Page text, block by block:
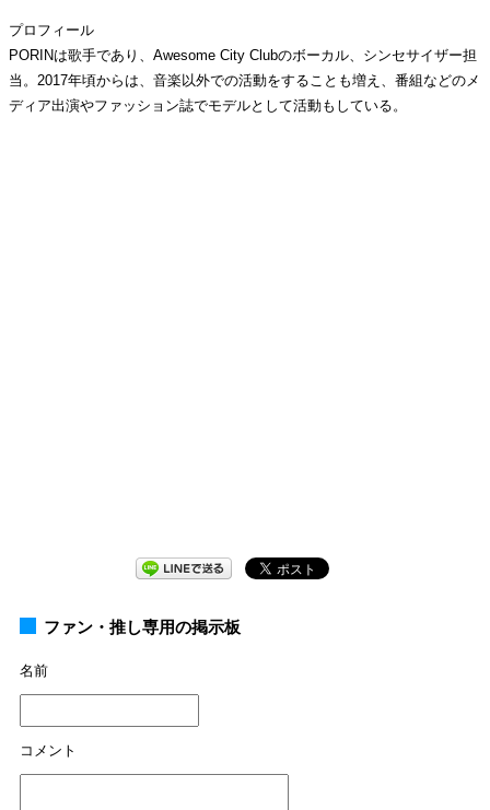
プロフィール
PORINは歌手であり、Awesome City Clubのボーカル、シンセサイザー担
当。2017年頃からは、音楽以外での活動をすることも増え、番組などのメ
ディア出演やファッション誌でモデルとして活動もしている。
ファン・推し専用の掲示板
名前
コメント